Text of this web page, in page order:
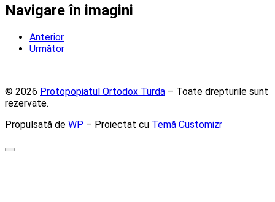
Navigare în imagini
Anterior
Următor
© 2026 Protopopiatul Ortodox Turda – Toate drepturile sunt
rezervate.
Propulsată de WP – Proiectat cu Temă Customizr